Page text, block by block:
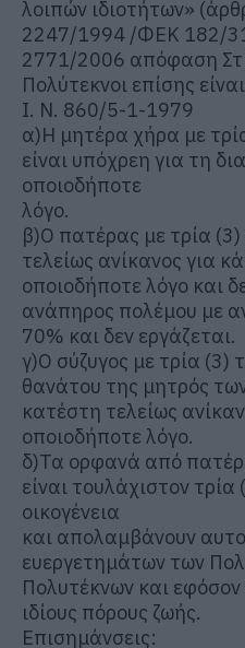
λοιπών ιδιοτήτων»
2247/1994 /ΦΕΚ 182/
2771/2006 απόφαση
Πολύτεκνοι επίσης
Ι. Ν. 860/5-1-1979
α)Η μητέρα χήρα με
είναι υπόχρεη για τη
οποιοδήποτε
λόγο.
β)Ο πατέρας με τρία
τελείως ανίκανος για
οποιοδήποτε λόγο και
ανάπηρος πολέμου με
70% και δεν εργάζεται.
γ)Ο σύζυγος με τρία (3)
θανάτου της μητρός
κατέστη τελείως
οποιοδήποτε λόγο.
δ)Τα ορφανά από
είναι τουλάχιστον
οικογένεια
και απολαμβάνουν
ευεργετημάτων των
Πολυτέκνων και
ιδίους πόρους ζωής.
Επισημάνσεις: